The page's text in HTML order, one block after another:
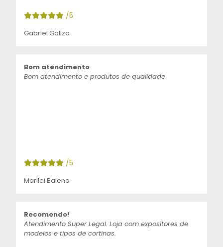
/5
Gabriel Galiza
Bom atendimento
Bom atendimento e produtos de qualidade
/5
Marilei Balena
Recomendo!
Atendimento Super Legal. Loja com expositores de
modelos e tipos de cortinas.